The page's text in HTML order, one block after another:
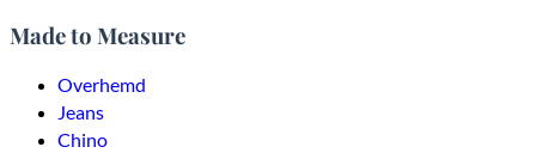
Made to Measure
Overhemd
Jeans
Chino